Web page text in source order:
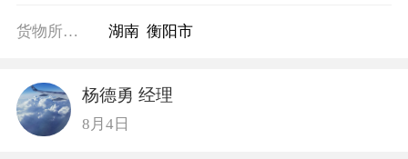
货物所在地 湖南 衡阳市
杨德勇 经理
8月4日